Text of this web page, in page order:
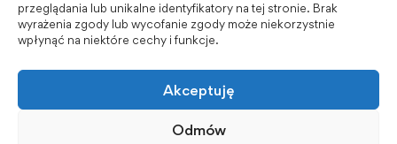
przeglądania lub unikalne identyfikatory na tej stronie. Brak
wyrażenia zgody lub wycofanie zgody może niekorzystnie
wpłynąć na niektóre cechy i funkcje.
Akceptuję
Odmów
Social Media